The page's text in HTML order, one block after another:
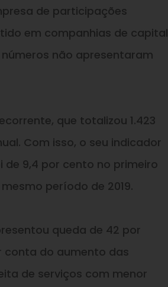
de participações
em companhias de capital
não apresentaram
que totalizou 1.423
Com isso, o seu indicador
de 9,4 por cento no primeiro
período de 2019.
queda de 42 por
conta do aumento das
de serviços com menor